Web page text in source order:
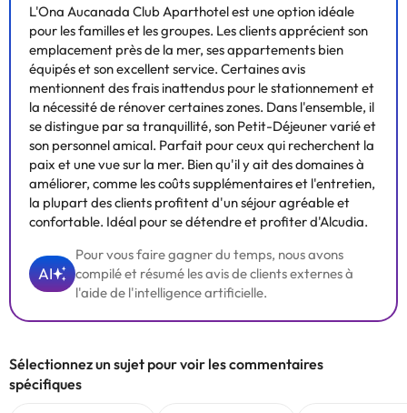
L'Ona Aucanada Club Aparthotel est une option idéale
pour les familles et les groupes. Les clients apprécient son
emplacement près de la mer, ses appartements bien
équipés et son excellent service. Certaines avis
mentionnent des frais inattendus pour le stationnement et
la nécessité de rénover certaines zones. Dans l'ensemble, il
se distingue par sa tranquillité, son Petit-Déjeuner varié et
son personnel amical. Parfait pour ceux qui recherchent la
paix et une vue sur la mer. Bien qu'il y ait des domaines à
améliorer, comme les coûts supplémentaires et l'entretien,
la plupart des clients profitent d'un séjour agréable et
confortable. Idéal pour se détendre et profiter d'Alcudia.
AI
Pour vous faire gagner du temps, nous avons
compilé et résumé les avis de clients externes à
l'aide de l'intelligence artificielle.
Sélectionnez un sujet pour voir les commentaires
spécifiques